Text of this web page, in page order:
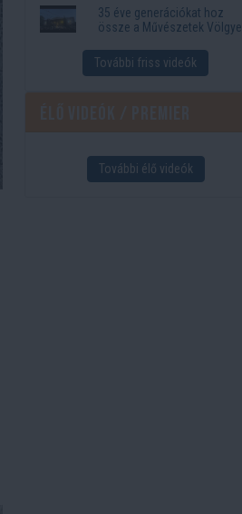
35 éve generációkat hoz
össze a Művészetek Völgye
és a bérletár
További friss videók
További élő videók